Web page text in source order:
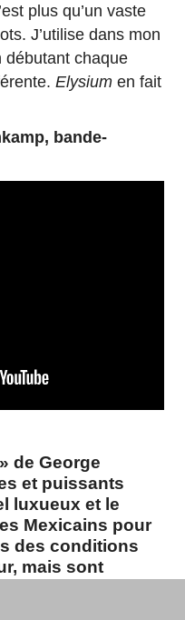
plus qu’un vaste
J’utilise dans mon
débutant chaque
Elysium en fait
bande-
de George
et puissants
luxueux et le
Mexicains pour
des conditions
mais sont